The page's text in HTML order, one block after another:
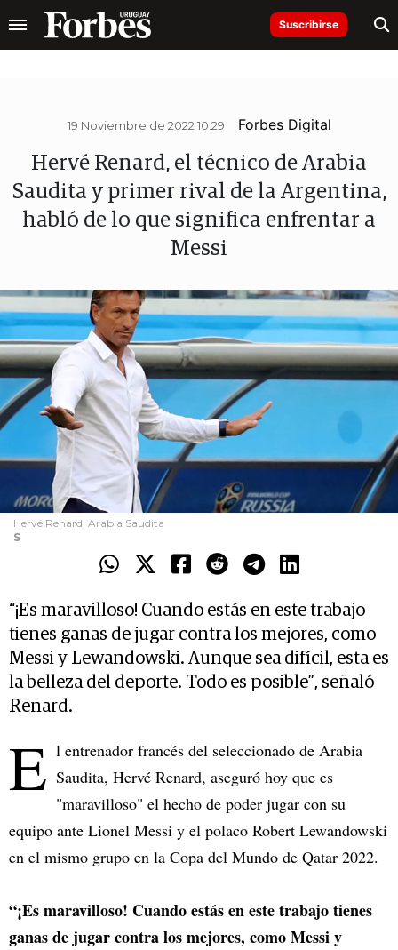
Suscribirse
19 Noviembre de 2022 10.29 Forbes Digital
Hervé Renard, el técnico de Arabia
Saudita y primer rival de la Argentina,
habló de lo que significa enfrentar a
Messi
Hervé Renard, Arabia Saudita
S
“¡Es maravilloso! Cuando estás en este trabajo
tienes ganas de jugar contra los mejores, como
Messi y Lewandowski. Aunque sea difícil, esta es
la belleza del deporte. Todo es posible”, señaló
Renard.
E l entrenador francés del seleccionado de Arabia
Saudita, Hervé Renard, aseguró hoy que es
"maravilloso" el hecho de poder jugar con su
equipo ante Lionel Messi y el polaco Robert Lewandowski
en el mismo grupo en la Copa del Mundo de Qatar 2022.
“¡Es maravilloso! Cuando estás en este trabajo tienes
ganas de jugar contra los mejores, como Messi y